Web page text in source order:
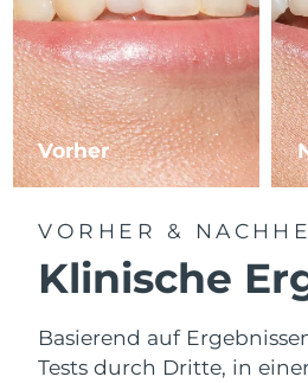
Vorher
VORHER &
Klinische
Basierend auf
Tests durch Dritte, in